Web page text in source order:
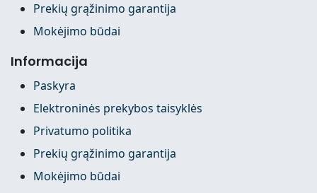
Prekių grąžinimo garantija
Mokėjimo būdai
Informacija
Paskyra
Elektroninės prekybos taisyklės
Privatumo politika
Prekių grąžinimo garantija
Mokėjimo būdai